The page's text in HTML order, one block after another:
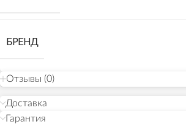
БРЕНД
Отзывы (0)
Доставка
Гарантия